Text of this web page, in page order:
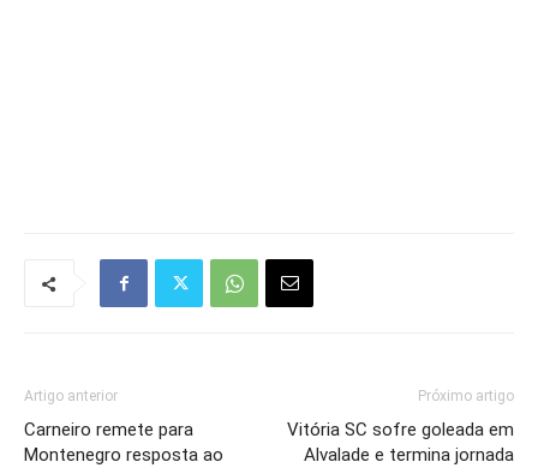
Artigo anterior
Carneiro remete para
Montenegro resposta ao
Próximo artigo
Vitória SC sofre goleada em
Alvalade e termina jornada